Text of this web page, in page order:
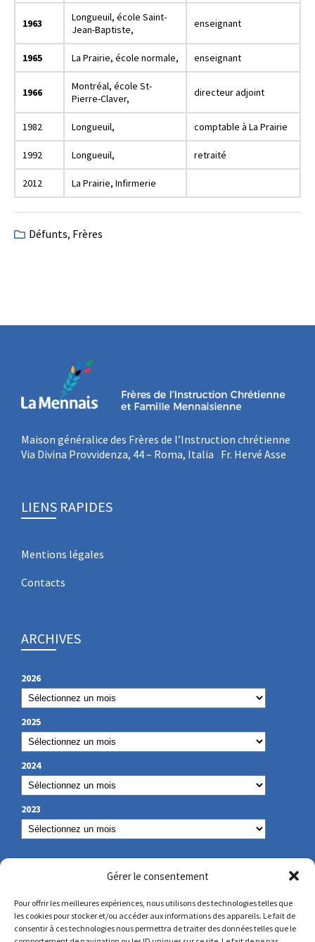
Gérer le consentement
Pour offrir les meilleures expériences, nous utilisons des technologies telles que
les cookies pour stocker et/ou accéder aux informations des appareils. Le fait de
consentir à ces technologies nous permettra de traiter des données telles que le
1963
Longueuil, école Saint-
Jean-Baptiste,
enseignant
1965 La Prairie, école normale, enseignant
1966
Montréal, école St-
Pierre-Claver,
directeur adjoint
1982 Longueuil, comptable à La Prairie
1992 Longueuil, retraité
2012 La Prairie, Infirmerie
Défunts, Frères
Maison généralice des Frères de l’Instruction chrétienne
Via Divina Provvidenza, 44 – Roma, Italia Fr. Hervé Asse
LIENS RAPIDES
Mentions légales
Contacts
ARCHIVES
2026
2025
2024
2023
NOS COORDONNÉES
secretariat@lamennais.org